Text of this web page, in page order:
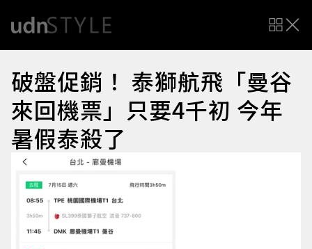
破盤促銷！ 泰獅航飛「曼谷
來回機票」只要4千初 今年
暑假泰殺了